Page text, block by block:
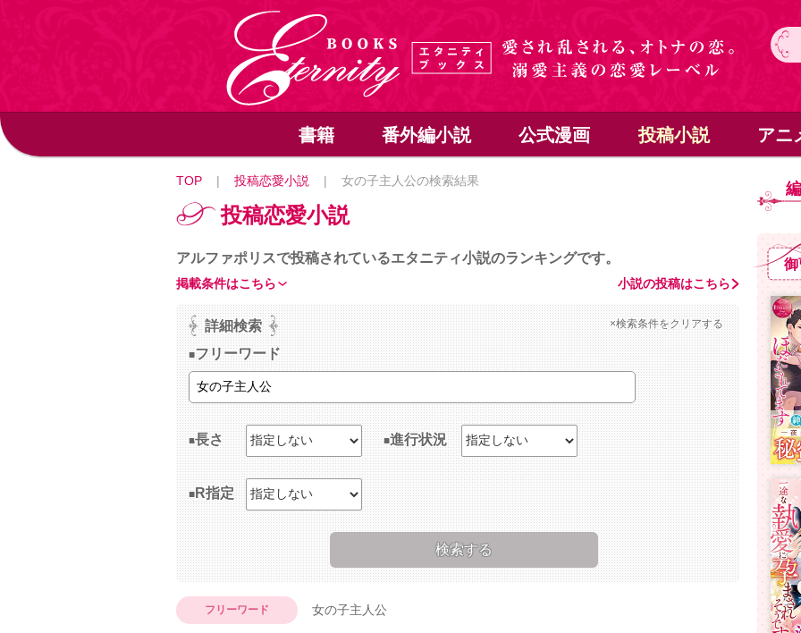
書籍 番外編小説 公式漫画 投稿小説 アニ
TOP | 投稿恋愛小説 | 女の子主人公の検索結果
投稿恋愛小説
アルファポリスで投稿されているエタニティ小説のランキングです。
小説の投稿はこちら
掲載条件はこちら
詳細検索 ×検索条件をクリアする
フリーワード
長さ 進行状況
R指定
フリーワード 女の子主人公